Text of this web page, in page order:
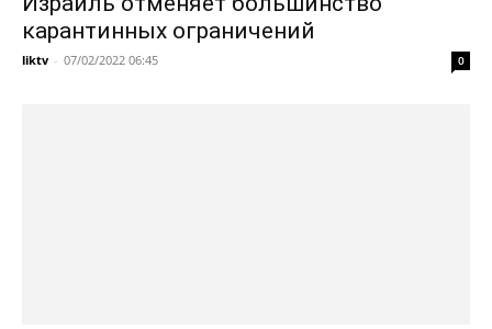
карантинных ограничений
liktv - 07/02/2022 06:45 0